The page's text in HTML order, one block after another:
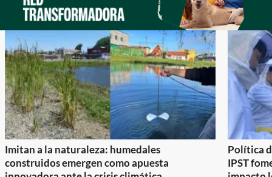
Imitan a la naturaleza: humedales
construidos emergen como apuesta
Política
IPST